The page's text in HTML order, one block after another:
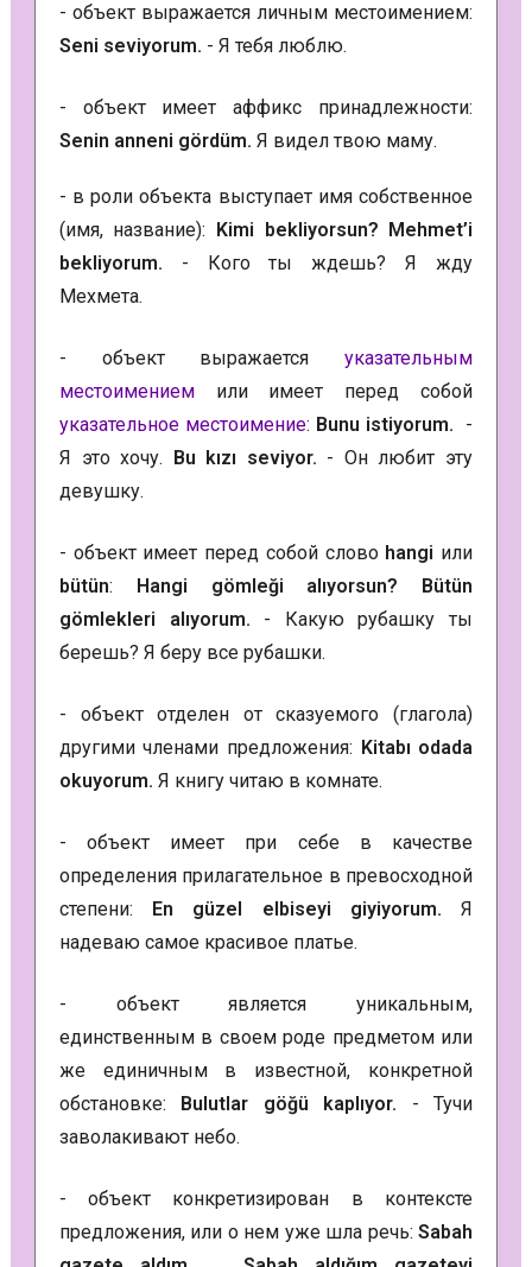
- объект выражается личным местоимением:
Seni seviyorum. - Я тебя люблю.
- объект имеет аффикс принадлежности:
Senin anneni gördüm. Я видел твою маму.
- в роли объекта выступает имя собственное
(имя, название):
Kimi bekliyorsun? Mehmet’i
bekliyorum. - Кого ты ждешь? Я жду
Мехмета.
- объект выражаетсяуказательным
местоимениемили имеет перед собой
указательное местоимение: Bunu istiyorum. -
Я это хочу.
Bu kızı seviyor. - Он любит эту
девушку.
- объект имеет перед собой слово hangi или
bütün:
Hangi gömleği alıyorsun? Bütün
gömlekleri alıyorum. - Какую рубашку ты
берешь? Я беру все рубашки.
- объект отделен от сказуемого (глагола)
другими членами предложения: Kitabı odada
okuyorum. Я книгу читаю в комнате.
- объект имеет при себе в качестве
определения прилагательное в превосходной
степени:
En güzel elbiseyi giyiyorum. Я
надеваю самое красивое платье.
- объект является уникальным,
единственным в своем роде предметом или
же единичным в известной, конкретной
обстановке:
Bulutlar göğü kaplıyor. - Тучи
заволакивают небо.
- объект конкретизирован в контексте
предложения, или о нем уже шла речь:Sabah